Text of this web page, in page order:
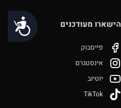
נגישות הישארו מעודכנים
פייסבוק
אינסטגרם
יוטיוב